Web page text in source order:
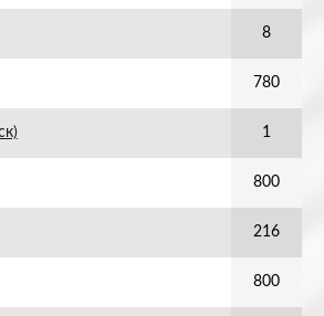
8
780
1
800
216
800